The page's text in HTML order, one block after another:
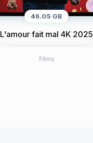
46.05 GB
L'amour fait mal 4K 2025
Films